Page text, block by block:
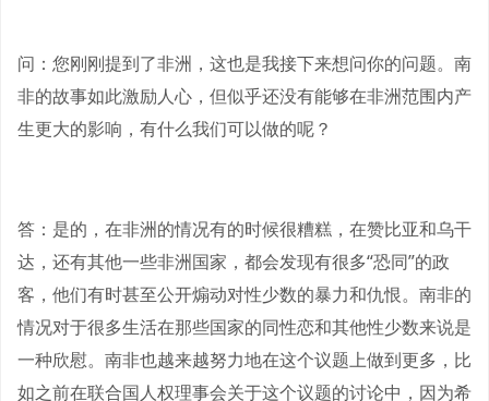
问：您刚刚提到了非洲，这也是我接下来想问你的问题。南
非的故事如此激励人心，但似乎还没有能够在非洲范围内产
生更大的影响，有什么我们可以做的呢？
答：是的，在非洲的情况有的时候很糟糕，在赞比亚和乌干
达，还有其他一些非洲国家，都会发现有很多“恐同”的政
客，他们有时甚至公开煽动对性少数的暴力和仇恨。南非的
情况对于很多生活在那些国家的同性恋和其他性少数来说是
一种欣慰。南非也越来越努力地在这个议题上做到更多，比
如之前在联合国人权理事会关于这个议题的讨论中，因为希